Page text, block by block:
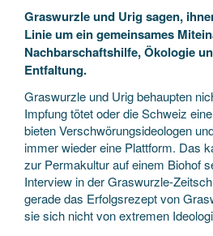
Graswurzle und Urig sagen,
Linie um ein gemeinsames
Nachbarschaftshilfe, Ökologie
Entfaltung.
Graswurzle und Urig behaupten
Impfung tötet oder die Schweiz
bieten Verschwörungsideologen
immer wieder eine Plattform. Das
zur Permakultur auf einem Biohof
Interview in der Graswurzle-
gerade das Erfolgsrezept von
sie sich nicht von extremen